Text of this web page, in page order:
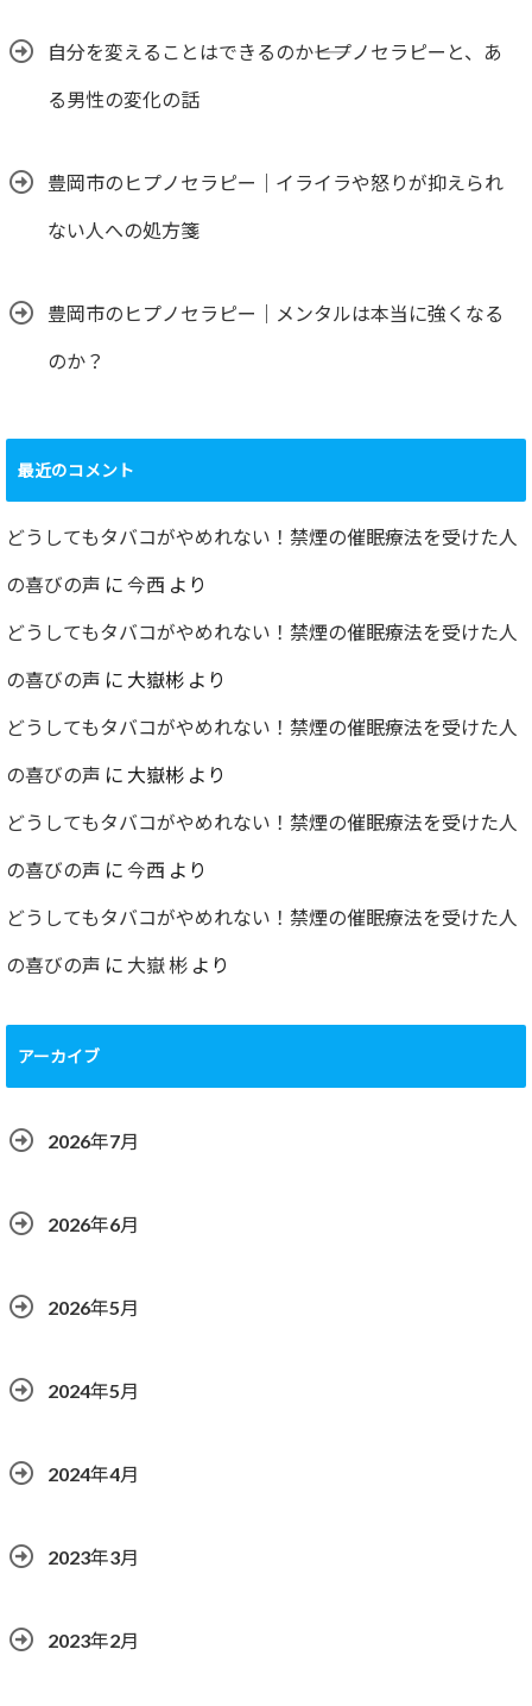
自分を変えることはできるのか――ヒプノセラピーと、あ
る男性の変化の話
豊岡市のヒプノセラピー｜イライラや怒りが抑えられ
ない人への処方箋
豊岡市のヒプノセラピー｜メンタルは本当に強くなる
のか？
最近のコメント
どうしてもタバコがやめれない！禁煙の催眠療法を受けた人
の喜びの声 に 今西 より
どうしてもタバコがやめれない！禁煙の催眠療法を受けた人
の喜びの声 に 大嶽彬 より
どうしてもタバコがやめれない！禁煙の催眠療法を受けた人
の喜びの声 に 大嶽彬 より
どうしてもタバコがやめれない！禁煙の催眠療法を受けた人
の喜びの声 に 今西 より
どうしてもタバコがやめれない！禁煙の催眠療法を受けた人
の喜びの声 に 大嶽 彬 より
アーカイブ
2026年7月
2026年6月
2026年5月
2024年5月
2024年4月
2023年3月
2023年2月